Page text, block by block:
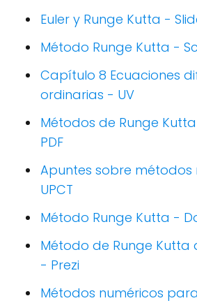
Euler y Runge Kutta -
Método Runge Kutta -
Capítulo 8 Ecuaciones
ordinarias - UV
Métodos de Runge
PDF
Apuntes sobre métodos
UPCT
Método Runge Kutta -
Método de Runge
- Prezi
Métodos numéricos